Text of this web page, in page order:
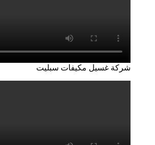
شركة غسيل مكيفات سبليت